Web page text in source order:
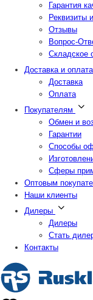
Гарантия
Реквизиты
Отзывы
Вопрос-
Складское
Доставка и оплата
Доставка
Оплата
Покупателям
Обмен и
Гарантии
Способы
Сферы
Оптовым
Наши клиенты
Дилеры
Дилеры
Стать
Контакты